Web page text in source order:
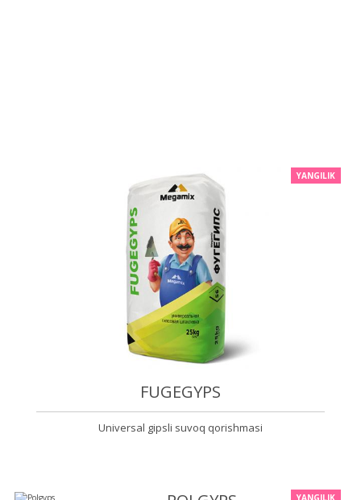
YANGILIK
FUGEGYPS
Universal gipsli suvoq qorishmasi
YANGILIK